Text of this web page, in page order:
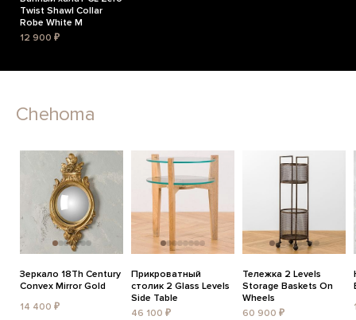
Twist Shawl Collar
Robe White M
12 900 ₽
Chehoma
Зеркало 18Th Century
Convex Mirror Gold
14 400 ₽
Прикроватный
столик 2 Glass Levels
Side Table
46 100 ₽
Тележка 2 Levels
Storage Baskets On
Wheels
60 900 ₽